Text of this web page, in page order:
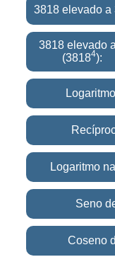
3818 elevado a
3818 elevado
(38184):
Logaritmo
Seno
Coseno